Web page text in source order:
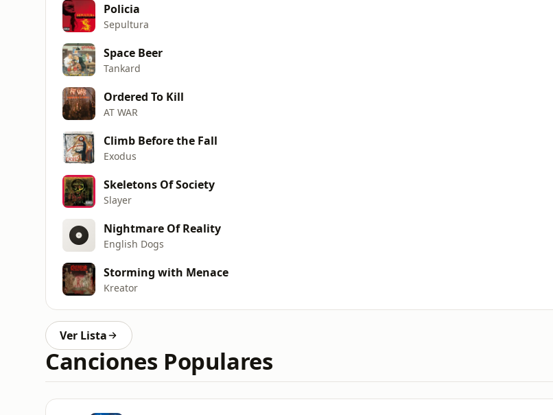
Policia
Sepultura
Space Beer
Tankard
Ordered To Kill
AT WAR
Climb Before the Fall
Exodus
Skeletons Of Society
Slayer
Nightmare Of Reality
English Dogs
Storming with Menace
Kreator
Ver Lista
Canciones Populares